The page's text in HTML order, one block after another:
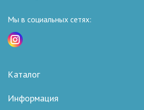
Мы в социальных сетях:
Каталог
Информация